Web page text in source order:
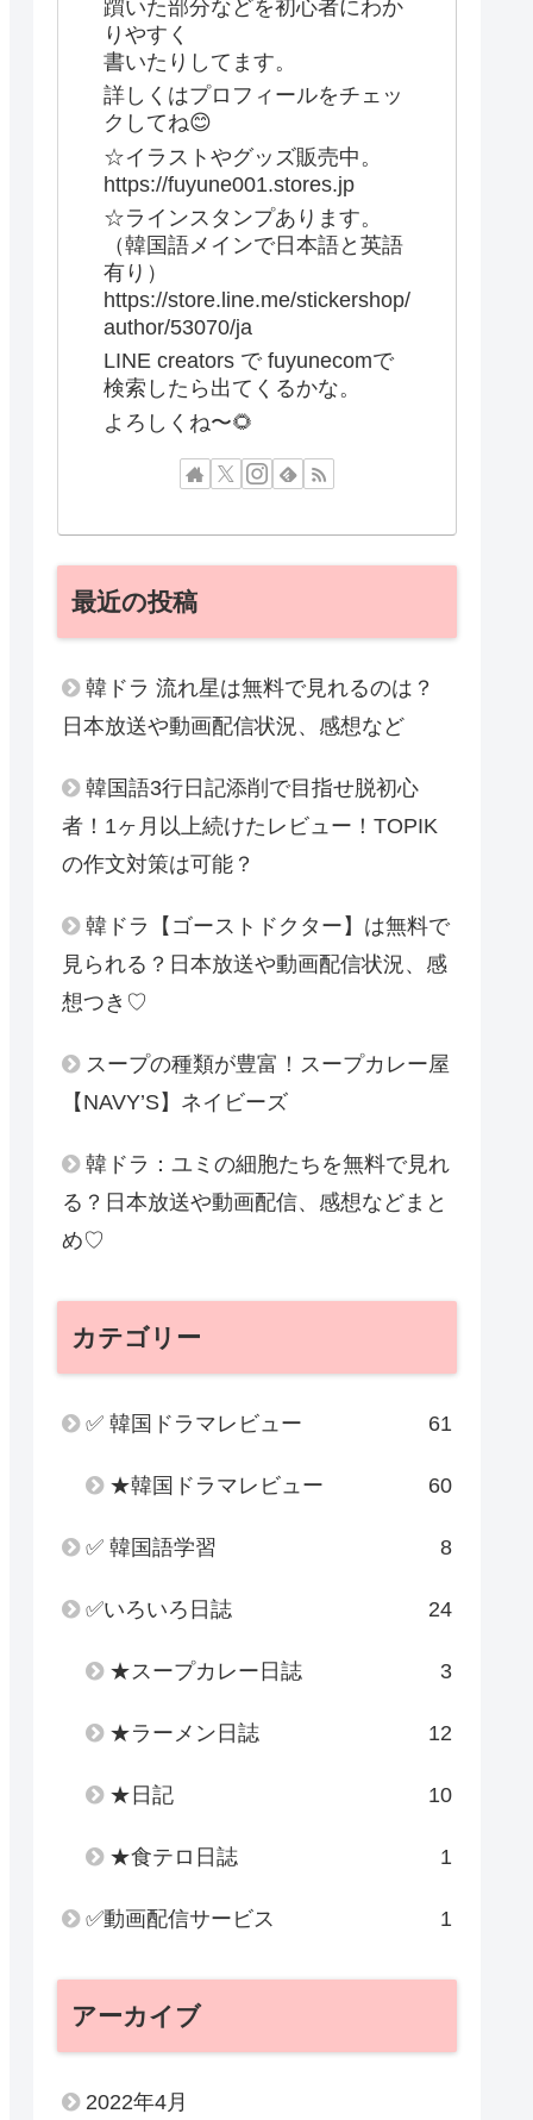
躓いた部分などを初心者にわか
りやすく
書いたりしてます。
詳しくはプロフィールをチェッ
クしてね😊
☆イラストやグッズ販売中。
https://fuyune001.stores.jp
☆ラインスタンプあります。
（韓国語メインで日本語と英語
有り）
https://store.line.me/stickershop/
author/53070/ja
LINE creators で fuyunecomで
検索したら出てくるかな。
よろしくね〜🌻
最近の投稿
韓ドラ 流れ星は無料で見れるのは？
日本放送や動画配信状況、感想など
韓国語3行日記添削で目指せ脱初心
者！1ヶ月以上続けたレビュー！TOPIK
の作文対策は可能？
韓ドラ【ゴーストドクター】は無料で
見られる？日本放送や動画配信状況、感
想つき♡
スープの種類が豊富！スープカレー屋
【NAVY’S】ネイビーズ
韓ドラ：ユミの細胞たちを無料で見れ
る？日本放送や動画配信、感想などまと
め♡
カテゴリー
✅ 韓国ドラマレビュー 61
★韓国ドラマレビュー 60
✅ 韓国語学習 8
✅いろいろ日誌 24
★スープカレー日誌 3
★ラーメン日誌 12
★日記 10
★食テロ日誌 1
✅動画配信サービス 1
アーカイブ
2022年4月